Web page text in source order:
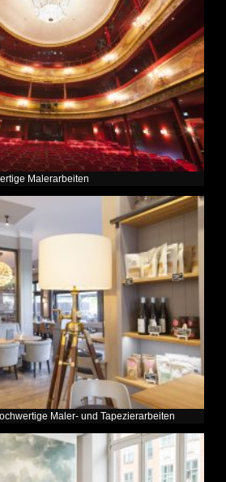
Malerarbeiten
Maler- und Tapezierarbeiten